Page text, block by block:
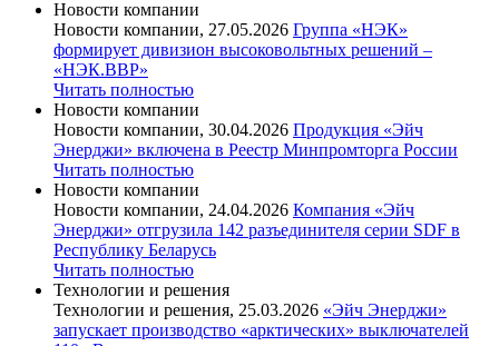
Новости компании
Новости компании, 27.05.2026 Группа «НЭК»
формирует дивизион высоковольтных решений –
«НЭК.ВВР»
Читать полностью
Новости компании
Новости компании, 30.04.2026 Продукция «Эйч
Энерджи» включена в Реестр Минпромторга России
Читать полностью
Новости компании
Новости компании, 24.04.2026 Компания «Эйч
Энерджи» отгрузила 142 разъединителя серии SDF в
Республику Беларусь
Читать полностью
Технологии и решения
Технологии и решения, 25.03.2026 «Эйч Энерджи»
запускает производство «арктических» выключателей